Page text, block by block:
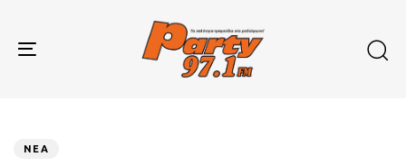
primary
Toggle
ΝΈΑ